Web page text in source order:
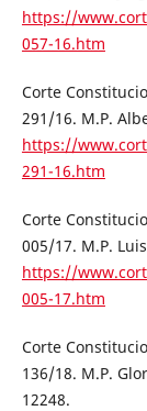
https://
057-16.htm
Corte
291/16. M.P.
https://
291-16.htm
Corte
005/17. M.P.
https://
005-17.htm
Corte
136/18. M.P.
12248.